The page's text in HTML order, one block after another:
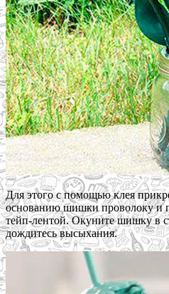
Для этого с помощью клея
основанию шишки проволоку и
тейп-лентой. Окуните шишку в
дождитесь высыхания.